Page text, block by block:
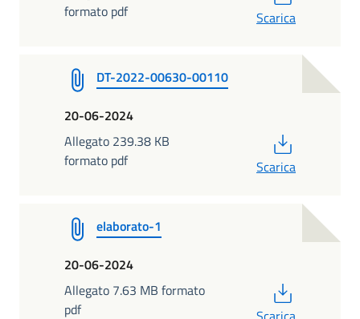
formato pdf
Scarica
DT-2022-00630-00110
20-06-2024
Allegato 239.38 KB
formato pdf
Scarica
elaborato-1
20-06-2024
Allegato 7.63 MB formato
pdf